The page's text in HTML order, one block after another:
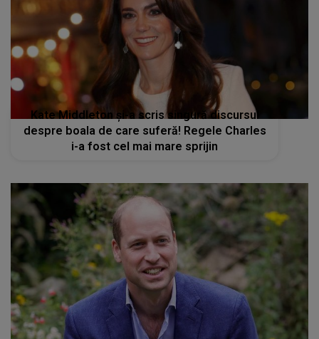
Kate Middleton și-a scris singură discursul
despre boala de care suferă! Regele Charles
i-a fost cel mai mare sprijin